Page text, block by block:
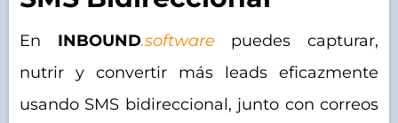
En INBOUND.software puedes capturar,
nutrir y convertir más leads eficazmente
usando SMS bidireccional, junto con correos